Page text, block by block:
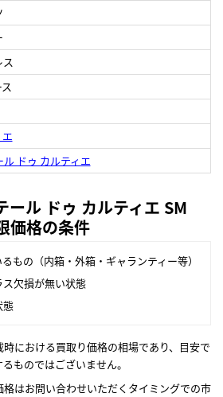
ドゥ カルティエ
ール ドゥ カルティエ SM
価格の条件
もの（内箱・外箱・ギャランティー等）
欠損が無い状態
態
時における買取り価格の相場であり、目安で
ものではございません。
はお問い合わせいただくタイミングでの市